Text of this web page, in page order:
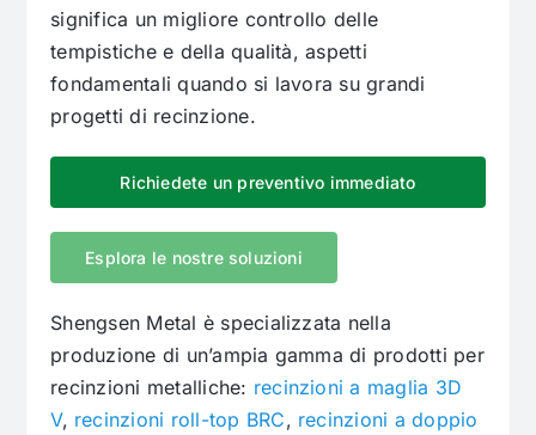
significa un migliore controllo delle
tempistiche e della qualità, aspetti
fondamentali quando si lavora su grandi
progetti di recinzione.
Richiedete un preventivo immediato
Esplora le nostre soluzioni
Shengsen Metal è specializzata nella
produzione di un’ampia gamma di prodotti per
recinzioni metalliche: recinzioni a maglia 3D
V, recinzioni roll-top BRC, recinzioni a doppio